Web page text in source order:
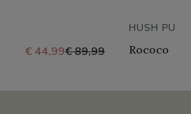
€ 44,99€ 89,99
HUSH
Rococo